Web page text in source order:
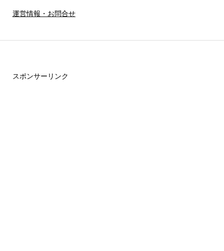
運営情報・お問合せ
スポンサーリンク